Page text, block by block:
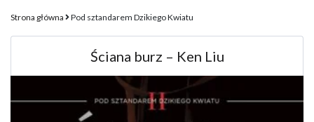
Strona główna Pod sztandarem Dzikiego Kwiatu
Ściana burz – Ken Liu